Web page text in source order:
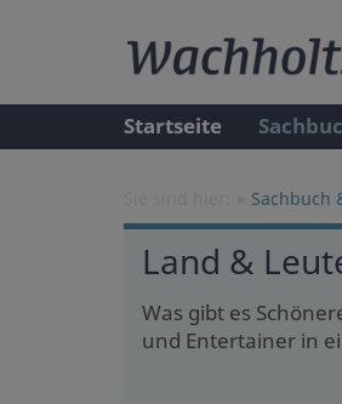
Startseite
Sachbuch
Land &
Was gibt es
und Entertainer in